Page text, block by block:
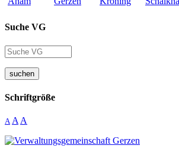
Suche VG
suchen
Schriftgröße
A A A